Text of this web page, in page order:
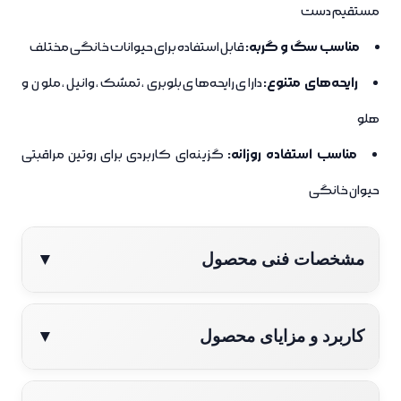
مستقیم دست
مناسب سگ و گربه:قابل استفاده برای حیوانات خانگی مختلف
رایحه‌های متنوع:دارای رایحه‌های بلوبری، تمشک، وانیل، ملون و
هلو
مناسب استفاده روزانه: گزینه‌ای کاربردی برای روتین مراقبتی
حیوان خانگی
مشخصات فنی محصول ▼
کاربرد و مزایای محصول ▼